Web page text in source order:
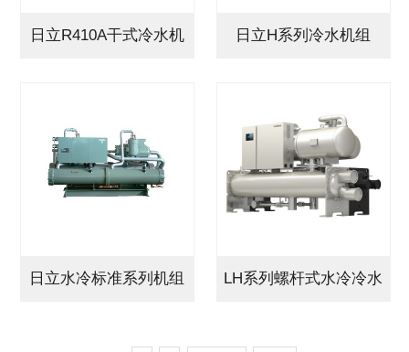
日立R410A干式冷水机 日立H系列冷水机组
日立水冷标准系列机组 LH系列螺杆式水冷冷水